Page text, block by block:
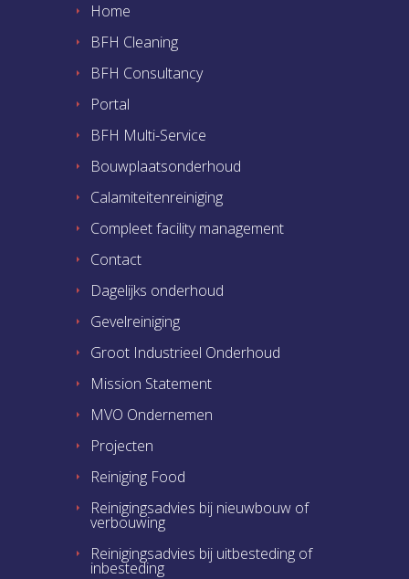
Home
BFH Cleaning
BFH Consultancy
Portal
BFH Multi-Service
Bouwplaatsonderhoud
Calamiteitenreiniging
Compleet facility management
Contact
Dagelijks onderhoud
Gevelreiniging
Groot Industrieel Onderhoud
Mission Statement
MVO Ondernemen
Projecten
Reiniging Food
Reinigingsadvies bij nieuwbouw of
verbouwing
Reinigingsadvies bij uitbesteding of
inbesteding